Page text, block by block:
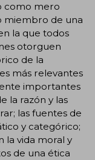
como mero
miembro de una
la que todos
otorguen
de la
más relevantes
importantes
la razón y las
las fuentes de
y categórico;
la vida moral y
de una ética